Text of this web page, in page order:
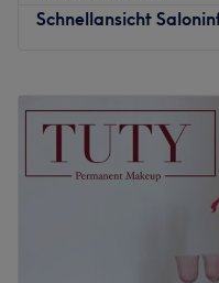
Schnellansicht
Dienstag
Mittwoch
Donnerstag
Freitag